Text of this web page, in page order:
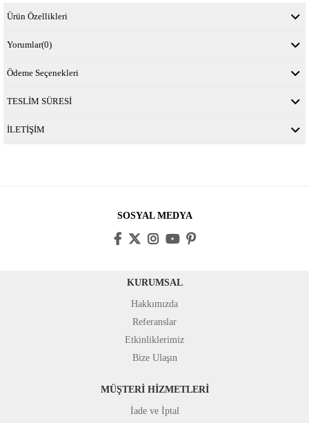
Ürün Özellikleri
Yorumlar(0)
Ödeme Seçenekleri
TESLİM SÜRESİ
İLETİŞİM
SOSYAL MEDYA
KURUMSAL
Hakkımızda
Referanslar
Etkinliklerimiz
Bize Ulaşın
MÜŞTERİ HİZMETLERİ
İade ve İptal